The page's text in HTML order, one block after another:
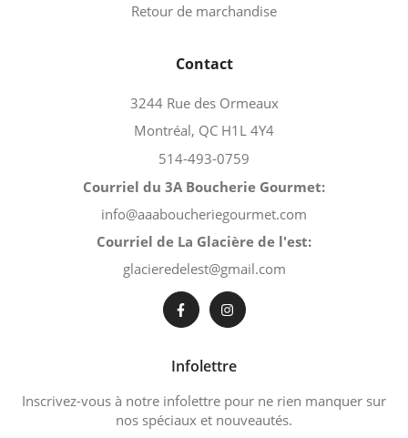
Retour de marchandise
Contact
3244 Rue des Ormeaux
Montréal, QC H1L 4Y4
514-493-0759
Courriel du 3A Boucherie Gourmet:
info@aaaboucheriegourmet.com
Courriel de La Glacière de l'est:
glacieredelest@gmail.com
Infolettre
Inscrivez-vous à notre infolettre pour ne rien manquer sur
nos spéciaux et nouveautés.